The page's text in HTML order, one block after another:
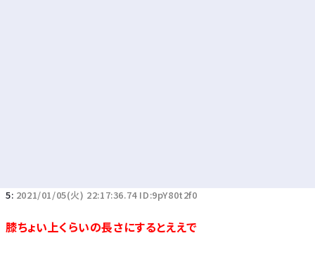
5: 2021/01/05(火) 22:17:36.74 ID:9pY80t2f0
膝ちょい上くらいの長さにするとええで